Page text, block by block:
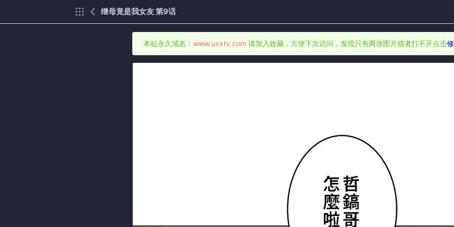
继母竟是我女友 第9话
本站永久域名： www.uxxtv.com 请加入收藏，方便下次访问，发现只有两张图片或者打不开点击